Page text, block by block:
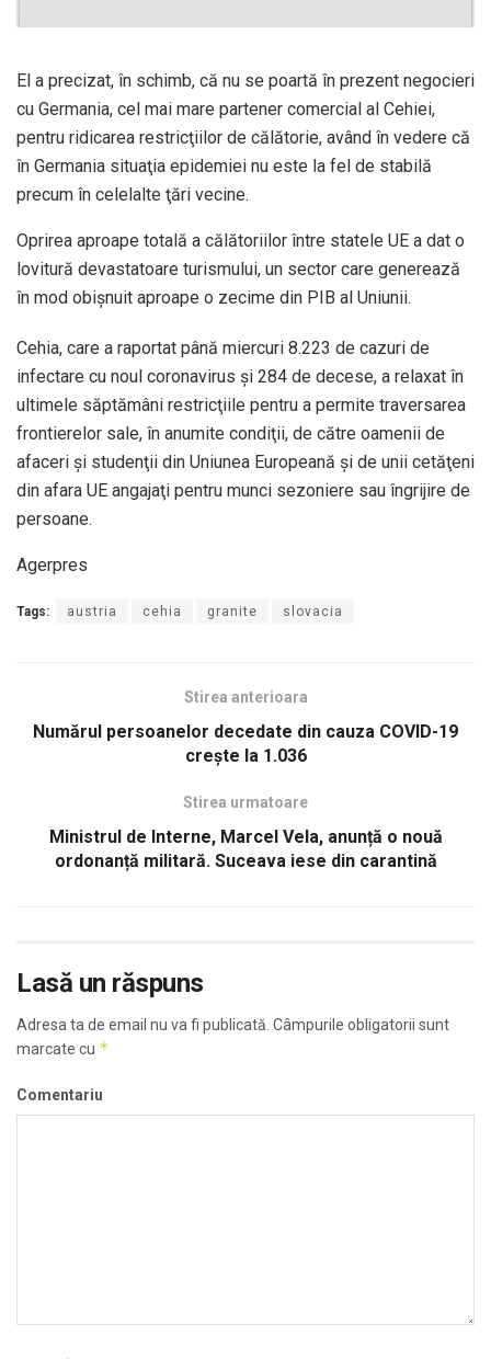
El a precizat, în schimb, că nu se poartă în prezent negocieri
cu Germania, cel mai mare partener comercial al Cehiei,
pentru ridicarea restricţiilor de călătorie, având în vedere că
în Germania situaţia epidemiei nu este la fel de stabilă
precum în celelalte ţări vecine.
Oprirea aproape totală a călătoriilor între statele UE a dat o
lovitură devastatoare turismului, un sector care generează
în mod obişnuit aproape o zecime din PIB al Uniunii.
Cehia, care a raportat până miercuri 8.223 de cazuri de
infectare cu noul coronavirus şi 284 de decese, a relaxat în
ultimele săptămâni restricţiile pentru a permite traversarea
frontierelor sale, în anumite condiţii, de către oamenii de
afaceri şi studenţii din Uniunea Europeană şi de unii cetăţeni
din afara UE angajaţi pentru munci sezoniere sau îngrijire de
persoane.
Agerpres
Tags: austria cehia granite slovacia
Stirea anterioara
Numărul persoanelor decedate din cauza COVID-19
crește la 1.036
Stirea urmatoare
Ministrul de Interne, Marcel Vela, anunță o nouă
ordonanță militară. Suceava iese din carantină
Lasă un răspuns
Adresa ta de email nu va fi publicată. Câmpurile obligatorii sunt
marcate cu *
Comentariu